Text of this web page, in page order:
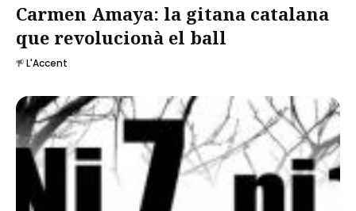
Carmen Amaya: la gitana catalana
que revolucionà el ball
L'Accent